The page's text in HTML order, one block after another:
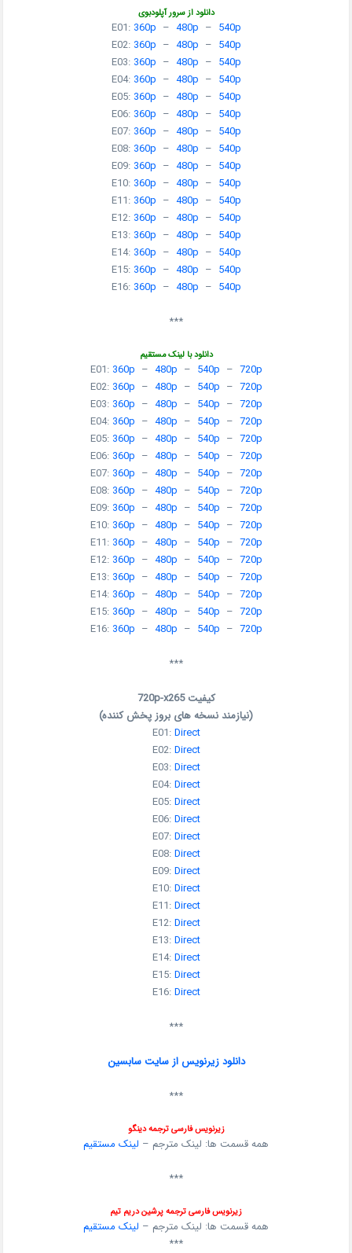
دانلود از سرور آپلودبوی
E01: 360p – 480p – 540p
E02: 360p – 480p – 540p
E03: 360p – 480p – 540p
E04: 360p – 480p – 540p
E05: 360p – 480p – 540p
E06: 360p – 480p – 540p
E07: 360p – 480p – 540p
E08: 360p – 480p – 540p
E09: 360p – 480p – 540p
E10: 360p – 480p – 540p
E11: 360p – 480p – 540p
E12: 360p – 480p – 540p
E13: 360p – 480p – 540p
E14: 360p – 480p – 540p
E15: 360p – 480p – 540p
E16: 360p – 480p – 540p
***
دانلود با لینک مستقیم
E01: 360p – 480p – 540p – 720p
E02: 360p – 480p – 540p – 720p
E03: 360p – 480p – 540p – 720p
E04: 360p – 480p – 540p – 720p
E05: 360p – 480p – 540p – 720p
E06: 360p – 480p – 540p – 720p
E07: 360p – 480p – 540p – 720p
E08: 360p – 480p – 540p – 720p
E09: 360p – 480p – 540p – 720p
E10: 360p – 480p – 540p – 720p
E11: 360p – 480p – 540p – 720p
E12: 360p – 480p – 540p – 720p
E13: 360p – 480p – 540p – 720p
E14: 360p – 480p – 540p – 720p
E15: 360p – 480p – 540p – 720p
E16: 360p – 480p – 540p – 720p
***
کیفیت 720p-x265
(نیازمند نسخه های بروز پخش کننده)
E01:Direct
E02:Direct
E03:Direct
E04:Direct
E05:Direct
E06:Direct
E07:Direct
E08:Direct
E09:Direct
E10:Direct
E11:Direct
E12:Direct
E13:Direct
E14:Direct
E15:Direct
E16:Direct
***
دانلود زیرنویس از سایت سابسین
***
زیرنویس فارسی ترجمه دینگو
همه قسمت ها: لینک مترجم – لینک مستقیم
***
زیرنویس فارسی ترجمه پرشین دریم تیم
همه قسمت ها: لینک مترجم – لینک مستقیم
***